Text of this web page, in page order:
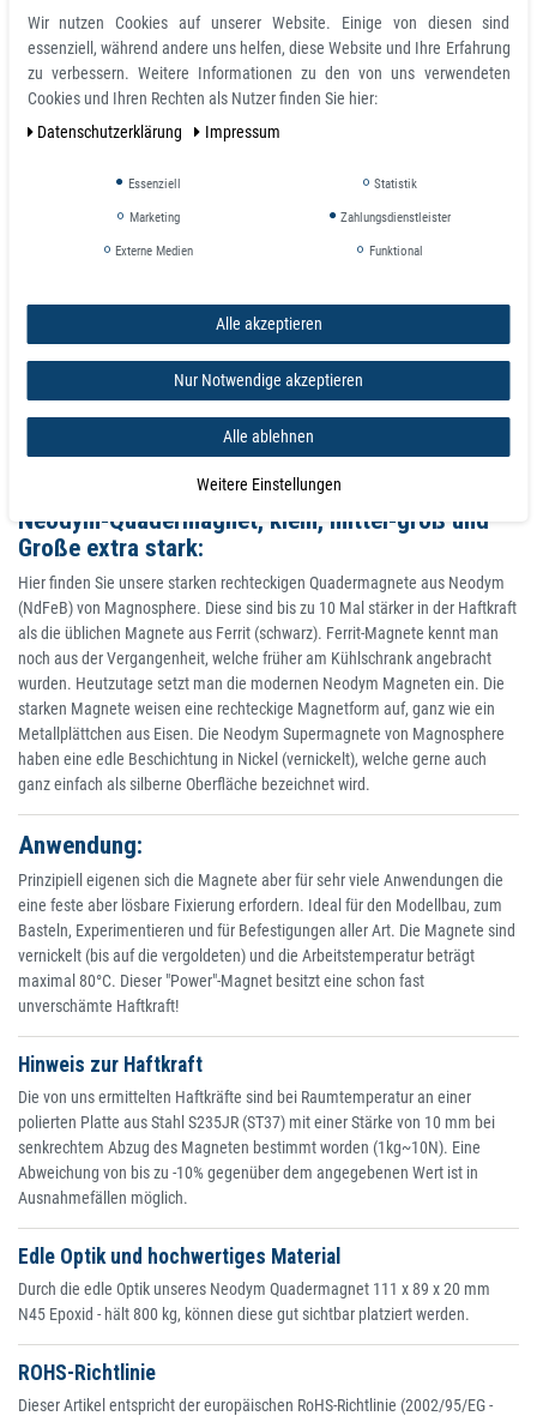
MAGNETE sind "Axial" Magnetisiert (oben nach unten), durch die Mitte! Pole
liegen an den großen Flächen.
MAGNETE sind VERNICKELT oder EPOXY beschichtet!
Berücksichtigen Sie, dass andere chemische Stoffe eine starke allergische
Beschichtung: Nickel (vernickelt)
Farbe: Nickel (bzw. Silber / Grau)
Einsatzbereiche: Industrie, Hobbie-Basteln, Magnettafeln, Befestigungen
Diese Magnete haben praktisch unbegrenzte Einsatzmöglichkeiten im Büro,
Industrie, Bau, Haushalt oder bei Bastelarbeiten aller Art.
Neodym-Quadermagnet, klein, mittel-groß und
Große extra stark:
Hier finden Sie unsere starken rechteckigen Quadermagnete aus Neodym
(NdFeB) von Magnosphere. Diese sind bis zu 10 Mal stärker in der Haftkraft
als die üblichen Magnete aus Ferrit (schwarz). Ferrit-Magnete kennt man
noch aus der Vergangenheit, welche früher am Kühlschrank angebracht
wurden. Heutzutage setzt man die modernen Neodym Magneten ein. Die
starken Magnete weisen eine rechteckige Magnetform auf, ganz wie ein
Metallplättchen aus Eisen. Die Neodym Supermagnete von Magnosphere
haben eine edle Beschichtung in Nickel (vernickelt), welche gerne auch
ganz einfach als silberne Oberfläche bezeichnet wird.
Anwendung:
Prinzipiell eigenen sich die Magnete aber für sehr viele Anwendungen die
eine feste aber lösbare Fixierung erfordern. Ideal für den Modellbau, zum
Basteln, Experimentieren und für Befestigungen aller Art. Die Magnete sind
vernickelt (bis auf die vergoldeten) und die Arbeitstemperatur beträgt
maximal 80°C. Dieser "Power"-Magnet besitzt eine schon fast
unverschämte Haftkraft!
Hinweis zur Haftkraft
Die von uns ermittelten Haftkräfte sind bei Raumtemperatur an einer
polierten Platte aus Stahl S235JR (ST37) mit einer Stärke von 10 mm bei
senkrechtem Abzug des Magneten bestimmt worden (1kg~10N). Eine
Abweichung von bis zu -10% gegenüber dem angegebenen Wert ist in
Ausnahmefällen möglich.
Edle Optik und hochwertiges Material
Durch die edle Optik unseres Neodym Quadermagnet 111 x 89 x 20 mm
N45 Epoxid - hält 800 kg, können diese gut sichtbar platziert werden.
ROHS-Richtlinie
Dieser Artikel entspricht der europäischen RoHS-Richtlinie (2002/95/EG -
Wir nutzen Cookies auf unserer Website. Einige von diesen sind
essenziell, während andere uns helfen, diese Website und Ihre Erfahrung
zu verbessern. Weitere Informationen zu den von uns verwendeten
Cookies und Ihren Rechten als Nutzer finden Sie hier:
Daten­schutz­erklärung
Impressum
Essenziell Statistik
Marketing Zahlungsdienstleister
Externe Medien Funktional
Alle akzeptieren
Nur Notwendige akzeptieren
Alle ablehnen
Weitere Einstellungen